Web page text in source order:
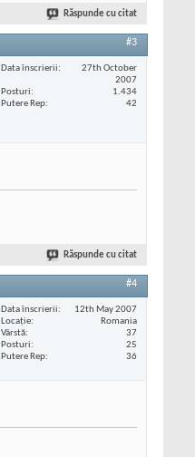
Răspunde cu citat
#3
Data înscrierii
27th October
2007
Posturi
1.434
Putere Rep
42
Răspunde cu citat
#4
Data înscrierii
12th May 2007
Locaţie
Romania
Vârstă
37
Posturi
25
Putere Rep
36